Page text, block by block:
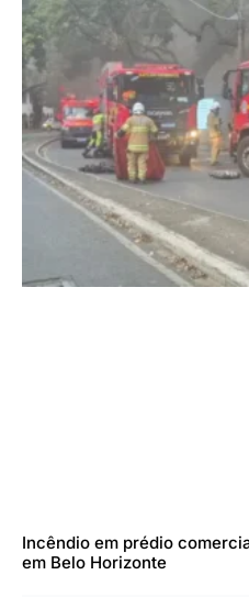
Incêndio em prédio
em Belo Horizonte